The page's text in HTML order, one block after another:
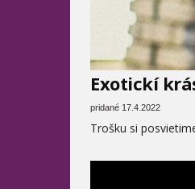
Exotickí
pridané 17.4.2022
Trošku si